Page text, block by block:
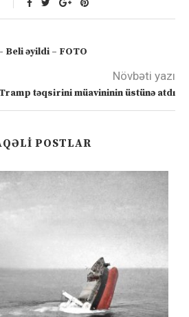
əyildi – FOTO
Növbəti yazı
Tramp təqsirini müavininin üstünə atdı
POSTLAR